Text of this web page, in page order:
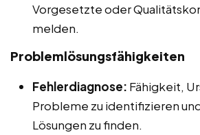
Vorgesetzte oder
melden.
Problemlösungsfähigkeiten
Fehlerdiagnose: Fähigkeit,
Probleme zu identifizieren
Lösungen zu finden.